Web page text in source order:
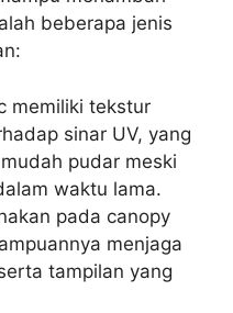
beberapa jenis
memiliki tekstur
sinar UV, yang
pudar meski
waktu lama.
pada canopy
menjaga
tampilan yang